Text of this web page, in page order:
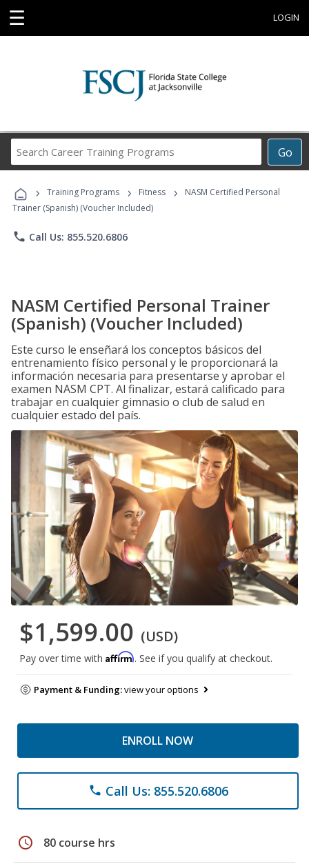
☰ LOGIN
Go
Career
Programs
› Training Programs › Fitness ›
NASM Certified Personal
Trainer (Spanish) (Voucher Included)
phone Call Us: 855.520.6806
NASM Certified Personal Trainer
(Spanish) (Voucher Included)
Este curso le enseñará los conceptos básicos del
entrenamiento físico personal y le proporcionará la
información necesaria para presentarse y aprobar el
examen NASM CPT. Al finalizar, estará calificado para
trabajar en cualquier gimnasio o club de salud en
cualquier estado del país.
$1,599.00 (USD)
Pay over time with Affirm. See if you qualify at checkout.
Payment & Funding:view your options
ENROLL NOW
phone Call Us: 855.520.6806
schedule 80 course hrs